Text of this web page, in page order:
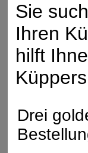
Sie
Ihren
hilft
Drei